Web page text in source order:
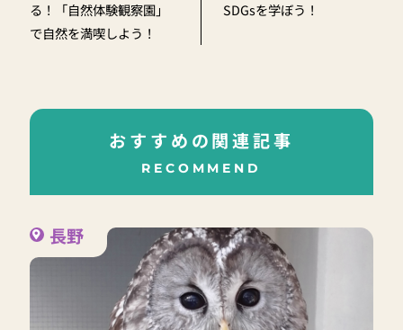
る！「自然体験観察園」
で自然を満喫しよう！
SDGsを学ぼう！
おすすめの関連記事
RECOMMEND
長野